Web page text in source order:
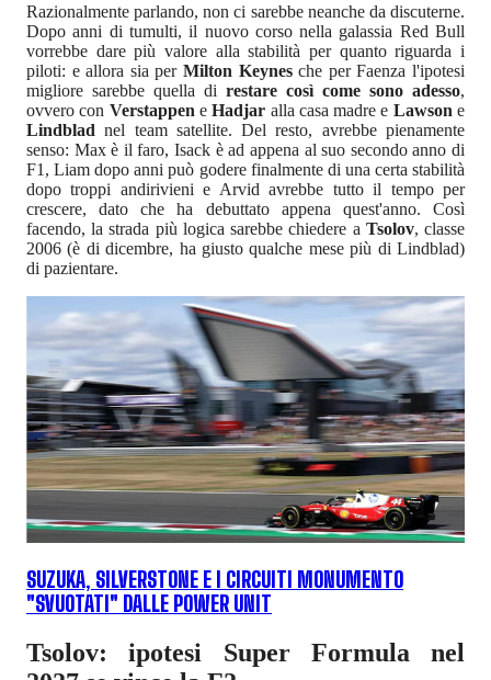
Razionalmente parlando, non ci sarebbe neanche da discuterne.
Dopo anni di tumulti, il nuovo corso nella galassia Red Bull
vorrebbe dare più valore alla stabilità per quanto riguarda i
piloti: e allora sia per Milton Keynesche per Faenza l'ipotesi
migliore sarebbe quella di restare così come sono adesso,
ovvero con Verstappen eHadjar alla casa madre e Lawson e
Lindbladnel team satellite. Del resto, avrebbe pienamente
senso: Max è il faro, Isack è ad appena al suo secondo anno di
F1, Liam dopo anni può godere finalmente di una certa stabilità
dopo troppi andirivieni e Arvid avrebbe tutto il tempo per
crescere, dato che ha debuttato appena quest'anno. Così
facendo, la strada più logica sarebbe chiedere a Tsolov, classe
2006 (è di dicembre, ha giusto qualche mese più di Lindblad)
di pazientare.
SUZUKA, SILVERSTONE E I CIRCUITI MONUMENTO
"SVUOTATI" DALLE POWER UNIT
Tsolov: ipotesi Super Formula nel